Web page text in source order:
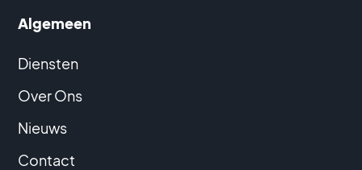
Algemeen
Diensten
Over Ons
Nieuws
Contact